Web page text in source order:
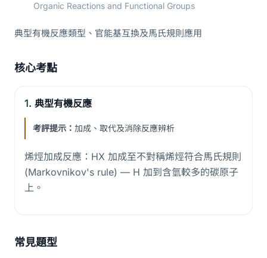
Organic Reactions and Functional Groups
典型有機反應類型、官能基互換及馬氏規則應用
核心考點
1. 典型有機反應
考評提示： 加成、取代及消除反應辨析
烯烴加成反應：HX 加成至不對稱烯烴符合馬氏規則
(Markovnikov's rule) — H 加到含氫較多的碳原子
上。
常見題型